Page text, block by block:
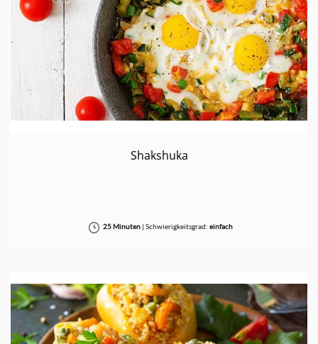
Shakshuka
25 Minuten |Schwierigkeitsgrad:einfach